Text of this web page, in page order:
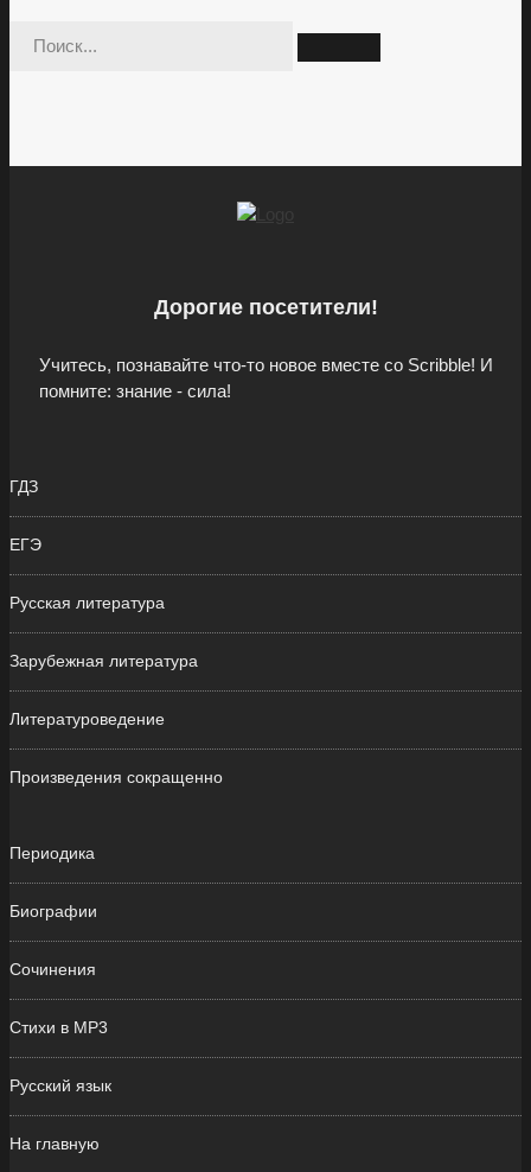
Дорогие посетители!
Учитесь, познавайте что-то новое вместе со Scribble! И
помните: знание - сила!
ГДЗ
ЕГЭ
Русская литература
Зарубежная литература
Литературоведение
Произведения сокращенно
Периодика
Биографии
Сочинения
Стихи в MP3
Русский язык
На главную